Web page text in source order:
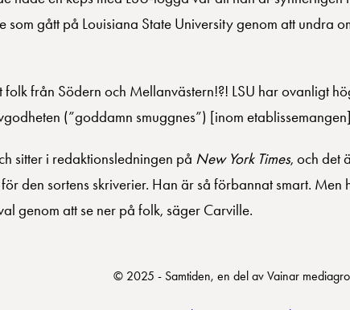
som gått på Louisiana State University genom att undra
folk från Södern och Mellanvästern!?! LSU har ovanligt
(”goddamn smuggnes”) [inom
sitter i redaktionsledningen på New York Times, och det
den sortens skriverier. Han är så förbannat smart. Men
genom att se ner på folk, säger Carville.
© 2025 - Samtiden, en del av Vainar